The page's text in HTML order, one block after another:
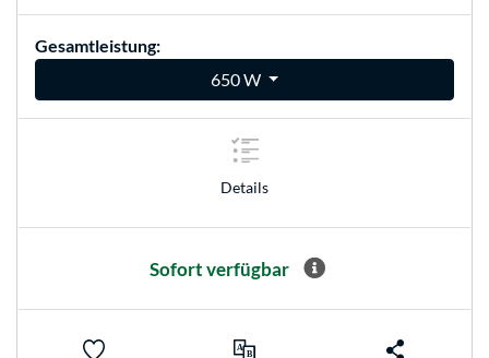
Gesamtleistung:
650 W
Details
Sofort verfügbar